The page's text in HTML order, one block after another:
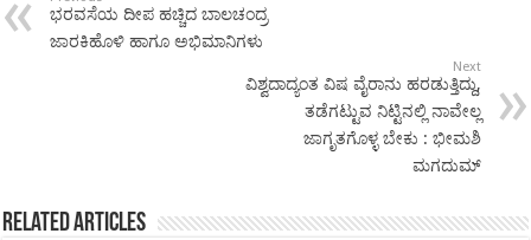
ಭರವಸೆಯ ದೀಪ ಹಚ್ಚಿದ ಬಾಲಚಂದ್ರ
ಜಾರಕಿಹೊಳಿ ಹಾಗೂ ಅಭಿಮಾನಿಗಳು
Next
ವಿಶ್ವದಾದ್ಯಂತ ವಿಷ ವೈರಾನು ಹರಡುತ್ತಿದ್ದು,
ತಡೆಗಟ್ಟುವ ನಿಟ್ಟಿನಲ್ಲಿ ನಾವೇಲ್ಲ
ಜಾಗೃತಗೊಳ್ಳ ಬೇಕು : ಭೀಮಶಿ
ಮಗದುಮ್
Related Articles